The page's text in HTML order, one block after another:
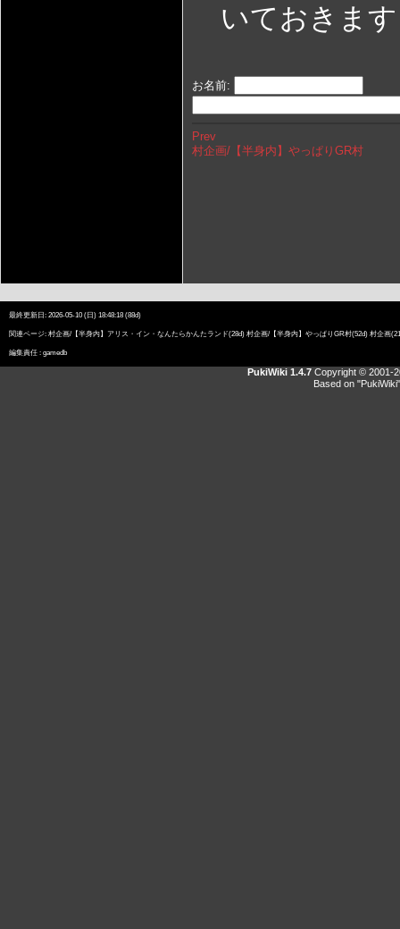
いておきま
お名前:
Prev
村企画/【半身内】やっぱりGR村
最終更新日: 2026-05-10 (日) 18:48:18 (88d)
関連ページ: 村企画/【半身内】アリス・イン・なんたらかんたランド(28d) 村企画/【半身内】やっぱりGR村(52d) 村企画
編集責任 : gamedb
PukiWiki 1.4.7 Copyright © 2001-
Based on